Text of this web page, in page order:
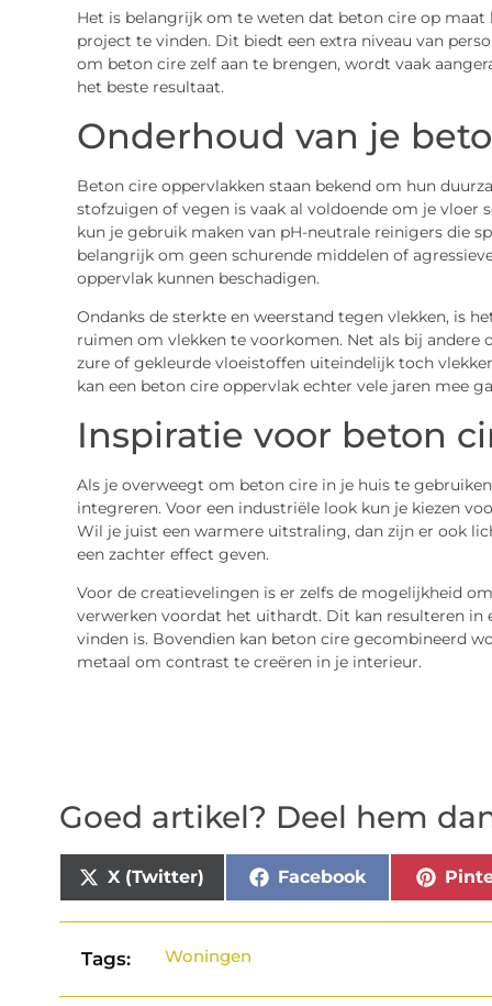
Het is belangrijk om te weten dat beton cire op
project te vinden. Dit biedt een extra niveau van
om beton cire zelf aan te brengen, wordt vaak
het beste resultaat.
Onderhoud van je
Beton cire oppervlakken staan bekend om hun
stofzuigen of vegen is vaak al voldoende om je
kun je gebruik maken van pH-neutrale reinigers die
belangrijk om geen schurende middelen of
oppervlak kunnen beschadigen.
Ondanks de sterkte en weerstand tegen vlekken, is
ruimen om vlekken te voorkomen. Net als bij
zure of gekleurde vloeistoffen uiteindelijk toch
kan een beton cire oppervlak echter vele jaren mee
Inspiratie voor beton
Als je overweegt om beton cire in je huis te
integreren. Voor een industriële look kun je kiezen
Wil je juist een warmere uitstraling, dan zijn er ook
een zachter effect geven.
Voor de creatievelingen is er zelfs de mogelijkheid
verwerken voordat het uithardt. Dit kan resulteren in
vinden is. Bovendien kan beton cire gecombineerd
metaal om contrast te creëren in je interieur.
Goed artikel? Deel hem
X (Twitter) Facebook
Tags: Woningen